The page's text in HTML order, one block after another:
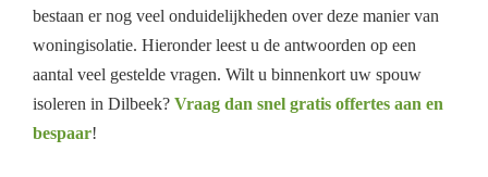
bestaan er nog veel onduidelijkheden over deze manier van
woningisolatie. Hieronder leest u de antwoorden op een
aantal veel gestelde vragen. Wilt u binnenkort uw spouw
isoleren in Dilbeek? Vraag dan snel gratis offertes aan en
bespaar!